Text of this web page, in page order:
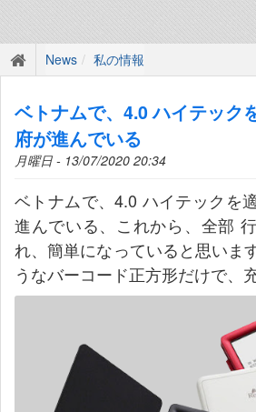
News 私の情報
ベトナムで、4.0 ハイテック
府が進んでいる
月曜日 - 13/07/2020 20:34
ベトナムで、4.0 ハイテックを
進んでいる、これから、全部
れ、簡単になっていると思いま
うなバーコード正方形だけで、